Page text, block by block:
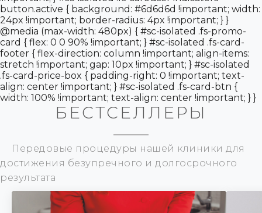
БЕСТСЕЛЛЕРЫ
Передовые процедуры нашей клиники для
достижения безупречного и долгосрочного
результата